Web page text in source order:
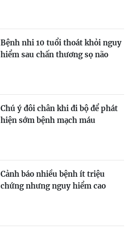
Bệnh nhi 10 tuổi thoát khỏi nguy
hiểm sau chấn thương sọ não
Chú ý đôi chân khi đi bộ để phát
hiện sớm bệnh mạch máu
Cảnh báo nhiều bệnh ít triệu
chứng nhưng nguy hiểm cao